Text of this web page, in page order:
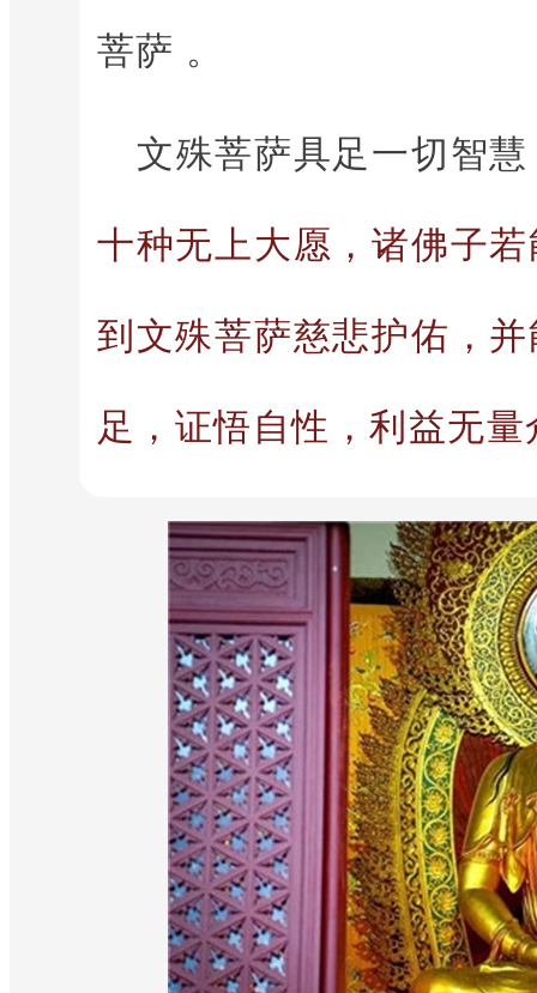
菩萨 。
文殊菩萨具足一切智
十种无上大愿，诸佛子
到文殊菩萨慈悲护佑，
足，证悟自性，利益无